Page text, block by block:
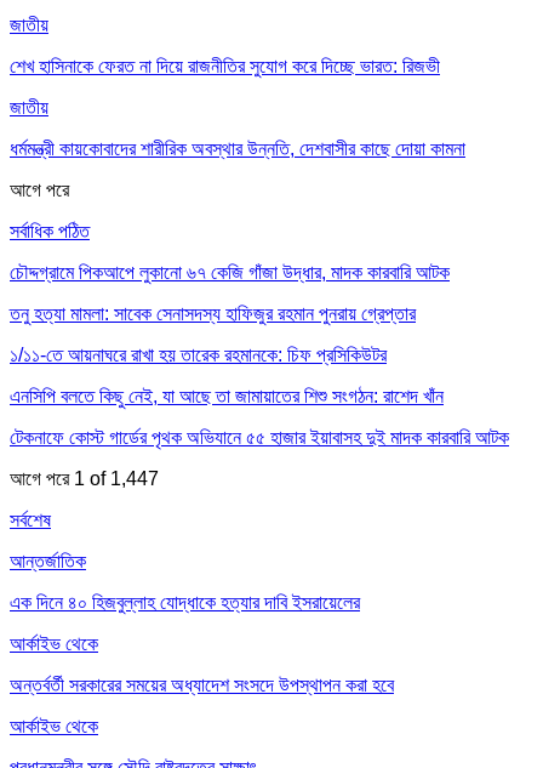
জাতীয়
শেখ হাসিনাকে ফেরত না দিয়ে রাজনীতির সুযোগ করে দিচ্ছে ভারত: রিজভী
জাতীয়
ধর্মমন্ত্রী কায়কোবাদের শারীরিক অবস্থার উন্নতি, দেশবাসীর কাছে দোয়া কামনা
আগে পরে
সর্বাধিক পঠিত
চৌদ্দগ্রামে পিকআপে লুকানো ৬৭ কেজি গাঁজা উদ্ধার, মাদক কারবারি আটক
তনু হত্যা মামলা: সাবেক সেনাসদস্য হাফিজুর রহমান পুনরায় গ্রেপ্তার
১/১১-তে আয়নাঘরে রাখা হয় তারেক রহমানকে: চিফ প্রসিকিউটর
এনসিপি বলতে কিছু নেই, যা আছে তা জামায়াতের শিশু সংগঠন: রাশেদ খাঁন
টেকনাফে কোস্ট গার্ডের পৃথক অভিযানে ৫৫ হাজার ইয়াবাসহ দুই মাদক কারবারি আটক
আগে পরে 1 of 1,447
সর্বশেষ
আন্তর্জাতিক
এক দিনে ৪০ হিজবুল্লাহ যোদ্ধাকে হত্যার দাবি ইসরায়েলের
আর্কাইভ থেকে
অন্তর্বর্তী সরকারের সময়ের অধ্যাদেশ সংসদে উপস্থাপন করা হবে
আর্কাইভ থেকে